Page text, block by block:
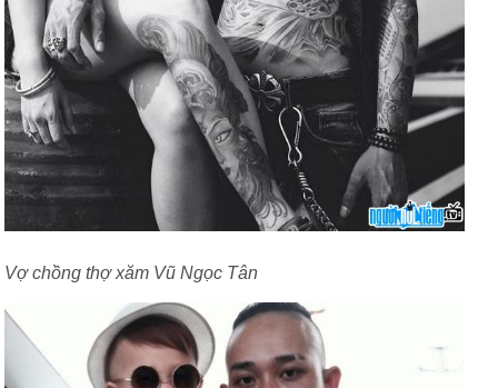
Vợ chồng thợ xăm Vũ Ngọc Tân